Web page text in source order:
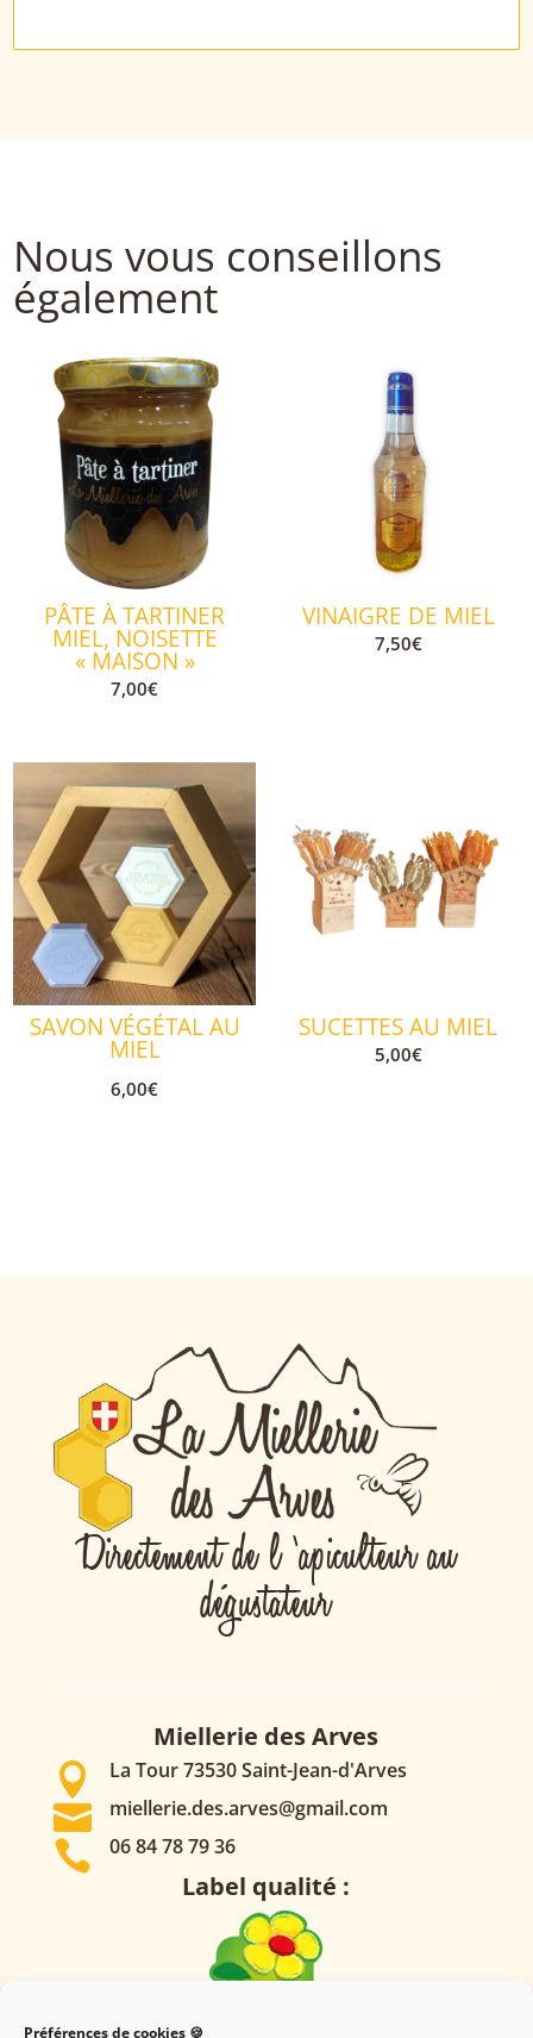
Préférences de cookies 🍪
Nous vous conseillons
également
PÂTE À TARTINER
MIEL, NOISETTE
« MAISON »
7,00€
VINAIGRE DE MIEL
7,50€
SAVON VÉGÉTAL AU
MIEL
6,00€
SUCETTES AU MIEL
5,00€
Directement de l ‘apiculteur au
dégustateur
Miellerie des Arves
 La Tour 73530 Saint-Jean-d'Arves
 miellerie.des.arves@gmail.com
 06 84 78 79 36
Label qualité :